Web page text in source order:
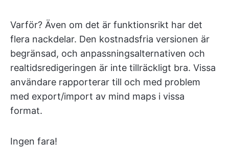
Varför? Även om det är funktionsrikt har det
flera nackdelar. Den kostnadsfria versionen är
begränsad, och anpassningsalternativen och
realtidsredigeringen är inte tillräckligt bra. Vissa
användare rapporterar till och med problem
med export/import av mind maps i vissa
format.
Ingen fara!